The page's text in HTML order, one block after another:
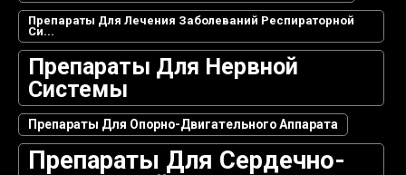
Препараты Для Лечения Заболеваний Респираторной
Си...
Препараты Для Нервной
Системы
Препараты Для Опорно-Двигательного Аппарата
Препараты Для Сердечно-